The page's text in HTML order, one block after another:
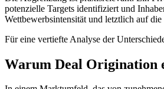
potenzielle Targets identifiziert und
Wettbewerbsintensität und letztlich auf
Für eine vertiefte Analyse der
Warum Deal Origination